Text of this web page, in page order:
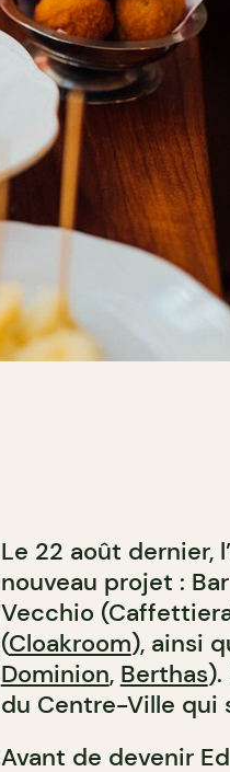
Le 22 août dernier,
nouveau projet :
Vecchio
(Cloakroom), ainsi
Dominion, Berthas).
du Centre-Ville qui
Avant de devenir